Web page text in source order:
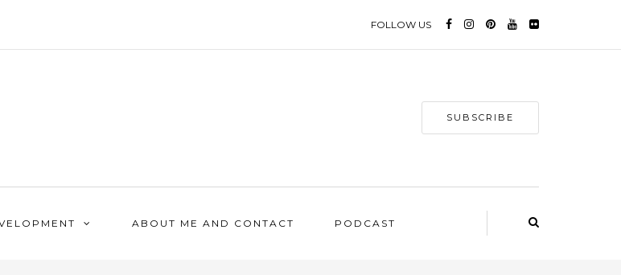
FOLLOW US
SUBSCRIBE
ABOUT ME AND CONTACT PODCAST